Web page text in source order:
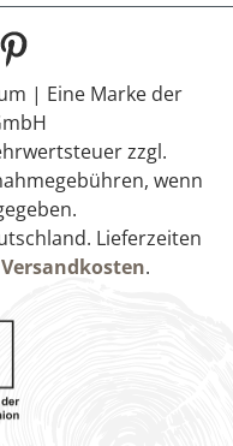
| Eine Marke der
zzgl.
wenn
Lieferzeiten
Versandkosten.